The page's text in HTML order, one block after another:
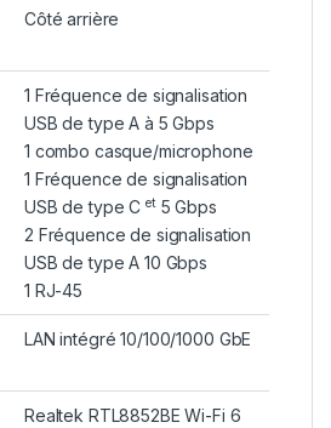
Côté arrière
1 Fréquence de signalisation
USB de type A à 5 Gbps
1 combo casque/microphone
1 Fréquence de signalisation
USB de type Cet5 Gbps
2 Fréquence de signalisation
USB de type A 10 Gbps
1 RJ-45
LAN intégré 10/100/1000 GbE
Realtek RTL8852BE Wi-Fi 6